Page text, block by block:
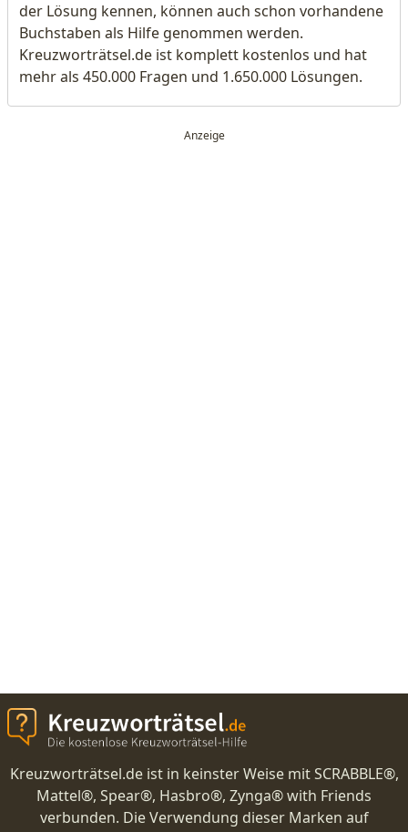
der Lösung kennen, können auch schon vorhandene
Buchstaben als Hilfe genommen werden.
Kreuzworträtsel.de ist komplett kostenlos und hat
mehr als 450.000 Fragen und 1.650.000 Lösungen.
Kreuzworträtsel.de ist in keinster Weise mit SCRABBLE®,
Mattel®, Spear®, Hasbro®, Zynga® with Friends
verbunden. Die Verwendung dieser Marken auf